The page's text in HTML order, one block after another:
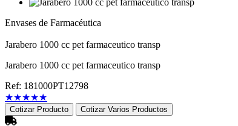
Envases de Farmacéutica
Jarabero 1000 cc pet farmaceutico transp
Jarabero 1000 cc pet farmaceutico transp
Ref: 181000PT12798
★★★★★
Cotizar Producto Cotizar Varios Productos